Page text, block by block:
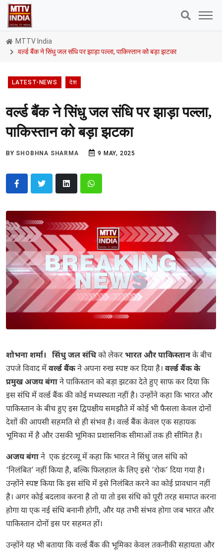
MTTV India
वर्ल्ड बैंक ने सिंधु जल संधि पर झाड़ा पल्ला, पाकिस्तान को बड़ा झटका
LATEST-NEWS देश
वर्ल्ड बैंक ने सिंधु जल संधि पर झाड़ा पल्ला,
पाकिस्तान को बड़ा झटका
BY SHOBHNA SHARMA 9 MAY, 2025
शोभना शर्मा। सिंधु जल संधिको लेकरभारत और पाकिस्तानके बीच
उपजे विवाद मेंवर्ल्ड बैंकने अपना रुख स्पष्ट कर दिया है। वर्ल्ड बैंक के
प्रमुख अजय बंगाने पाकिस्तान को बड़ा झटका देते हुए साफ कर दिया कि
इस संधि में वर्ल्ड बैंक की कोई मध्यस्थता नहीं है। उन्होंने कहा कि भारत और
पाकिस्तान के बीच हुए इस द्विपक्षीय समझौते में कोई भी फैसला केवल दोनों
देशों की आपसी सहमति से ही संभव है। वर्ल्ड बैंक केवल एक सहायक
भूमिका में है और उसकी भूमिका प्रशासनिक सीमाओं तक ही सीमित है।
अजय बंगाने एक इंटरव्यू में कहा कि भारत ने सिंधु जल संधि को
‘निलंबित’ नहीं किया है, बल्कि फिलहाल के लिए इसे ‘रोक’ दिया गया है।
उन्होंने स्पष्ट किया कि इस संधि में इसे निलंबित करने का कोई प्रावधान नहीं
है। अगर कोई बदलाव करना है तो या तो इस संधि को पूरी तरह समाप्त करना
होगा या एक नई संधि बनानी होगी, और यह तभी संभव होगा जब भारत और
पाकिस्तान दोनों इस पर सहमत हों।
उन्होंने यह भी बताया कि वर्ल्ड बैंक की भूमिका केवल तकनीकी सहायता और